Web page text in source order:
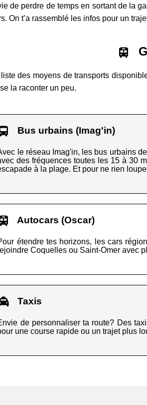
de perdre de temps en sortant de la
On t’a rassemblé les infos pour un
des moyens de transports
la raconter un peu.
Bus urbains (Imag'in)
le réseau Imag'in, les bus urbains
des fréquences toutes les 15 à 30
à la plage. Et pour ne rien
Autocars (Oscar)
étendre tes horizons, les cars
Coquelles ou Saint-Omer avec
Taxis
de personnaliser ta route? Des
une course rapide ou un trajet plus